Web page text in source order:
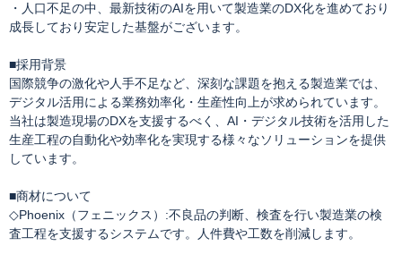
・人口不足の中、最新技術のAIを用いて製造業のDX化を進めており
成長しており安定した基盤がございます。
■採用背景
国際競争の激化や人手不足など、深刻な課題を抱える製造業では、
デジタル活用による業務効率化・生産性向上が求められています。
当社は製造現場のDXを支援するべく、AI・デジタル技術を活用した
生産工程の自動化や効率化を実現する様々なソリューションを提供
しています。
■商材について
◇Phoenix（フェニックス）:不良品の判断、検査を行い製造業の検
査工程を支援するシステムです。人件費や工数を削減します。